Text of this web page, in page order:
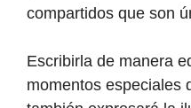
compartidos que son
Escribirla de manera
momentos especiales